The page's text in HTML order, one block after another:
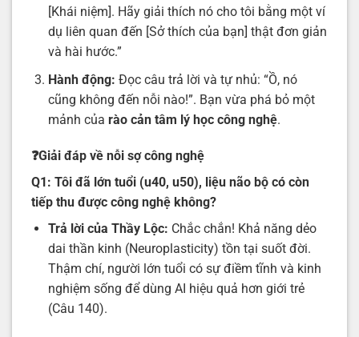
[Khái niệm]. Hãy giải thích nó cho tôi bằng một ví
dụ liên quan đến [Sở thích của bạn] thật đơn giản
và hài hước.”
Hành động: Đọc câu trả lời và tự nhủ: “Ồ, nó
cũng không đến nỗi nào!”. Bạn vừa phá bỏ một
mảnh của rào cản tâm lý học công nghệ.
❓Giải đáp về nỗi sợ công nghệ
Q1: Tôi đã lớn tuổi (u40, u50), liệu não bộ có còn
tiếp thu được công nghệ không?
Trả lời của Thầy Lộc: Chắc chắn! Khả năng dẻo
dai thần kinh (Neuroplasticity) tồn tại suốt đời.
Thậm chí, người lớn tuổi có sự điềm tĩnh và kinh
nghiệm sống để dùng AI hiệu quả hơn giới trẻ
(Câu 140).